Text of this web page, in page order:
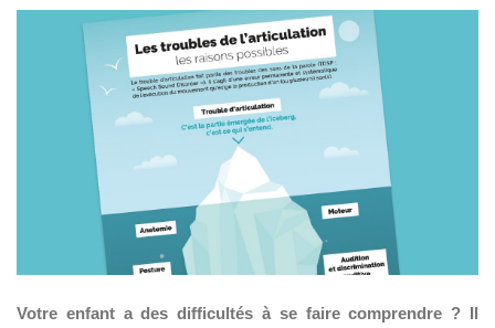
Votre enfant a des difficultés à se faire comprendre ? Il